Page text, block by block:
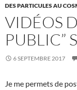
DES PARTICULES AU
VIDÉOS
PUBLIC”
6 SEPTEMBRE 2017
Je me permets de